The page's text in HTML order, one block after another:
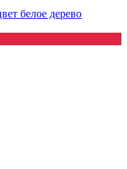
белое дерево